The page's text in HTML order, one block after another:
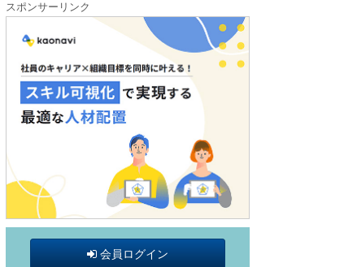
スポンサーリンク
会員ログイン